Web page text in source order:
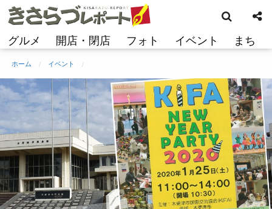
コ
ン
ン
へ
ス
ッ
プ
グルメ 開店・閉店 フォト イベント まち
索
ホーム イベント